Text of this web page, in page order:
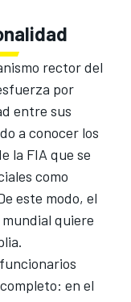
rector del
por
entre sus
a conocer los
la FIA que se
como
este modo, el
quiere
en el